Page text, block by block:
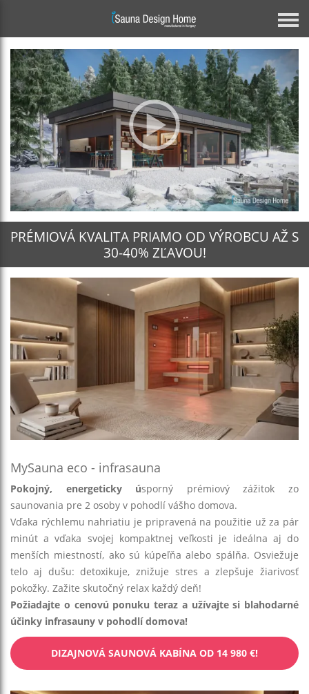
PRÉMIOVÁ KVALITA PRIAMO OD VÝROBCU AŽ S
30-40% ZĽAVOU!
MySauna eco - infrasauna
Pokojný, energeticky úsporný prémiový zážitok zo
saunovania pre 2 osoby v pohodlí vášho domova.
Vďaka rýchlemu nahriatiu je pripravená na použitie už za pár
minút a vďaka svojej kompaktnej veľkosti je ideálna aj do
menších miestností, ako sú kúpeľňa alebo spálňa. Osviežuje
telo aj dušu: detoxikuje, znižuje stres a zlepšuje žiarivosť
pokožky. Zažite skutočný relax každý deň!
Požiadajte o cenovú ponuku teraz a užívajte si blahodarné
účinky infrasauny v pohodlí domova!
DIZAJNOVÁ SAUNOVÁ KABÍNA OD 14 980 €!